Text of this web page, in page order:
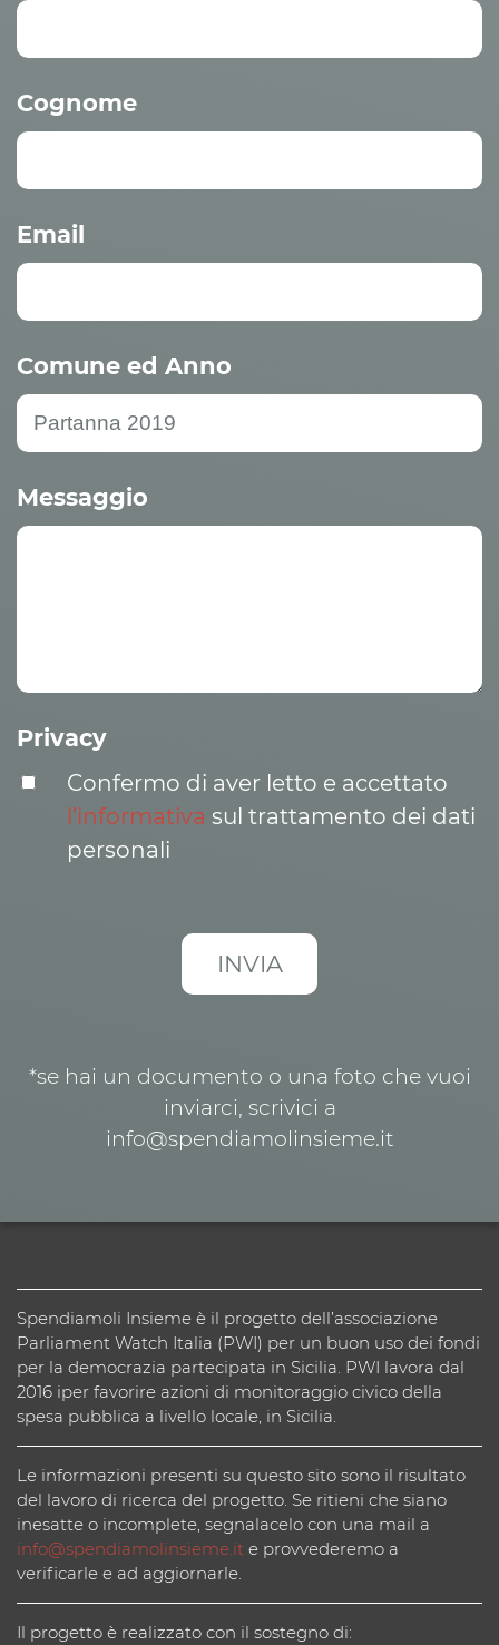
Cognome
Email
Comune ed Anno
Messaggio
Privacy
Confermo di aver letto e accettato
l’informativa sul trattamento dei dati
personali
*se hai un documento o una foto che vuoi
inviarci, scrivici a
info@spendiamolinsieme.it
Spendiamoli Insieme è il progetto dell’associazione
Parliament Watch Italia (PWI) per un buon uso dei fondi
per la democrazia partecipata in Sicilia. PWI lavora dal
2016 iper favorire azioni di monitoraggio civico della
spesa pubblica a livello locale, in Sicilia.
Le informazioni presenti su questo sito sono il risultato
del lavoro di ricerca del progetto. Se ritieni che siano
inesatte o incomplete, segnalacelo con una mail a
info@spendiamolinsieme.it e provvederemo a
verificarle e ad aggiornarle.
Il progetto è realizzato con il sostegno di: